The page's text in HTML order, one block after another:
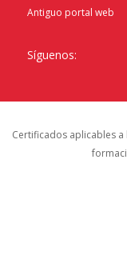
Antiguo portal web
Síguenos:
Certificados aplicables